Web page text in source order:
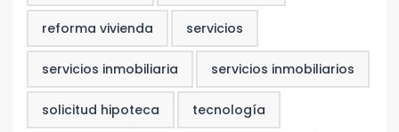
reforma vivienda servicios
servicios inmobiliaria servicios inmobiliarios
solicitud hipoteca tecnología